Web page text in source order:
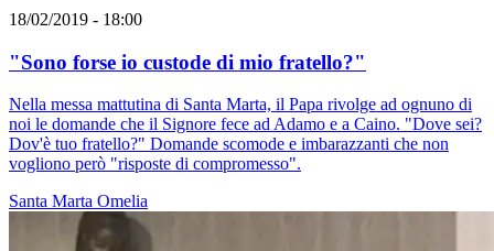
18/02/2019 - 18:00
"Sono forse io custode di mio fratello?"
Nella messa mattutina di Santa Marta, il Papa rivolge ad ognuno di
noi le domande che il Signore fece ad Adamo e a Caino. "Dove sei?
Dov'è tuo fratello?" Domande scomode e imbarazzanti che non
vogliono però "risposte di compromesso".
Santa Marta Omelia